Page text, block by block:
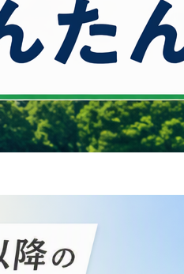
降の転職で選ばれ